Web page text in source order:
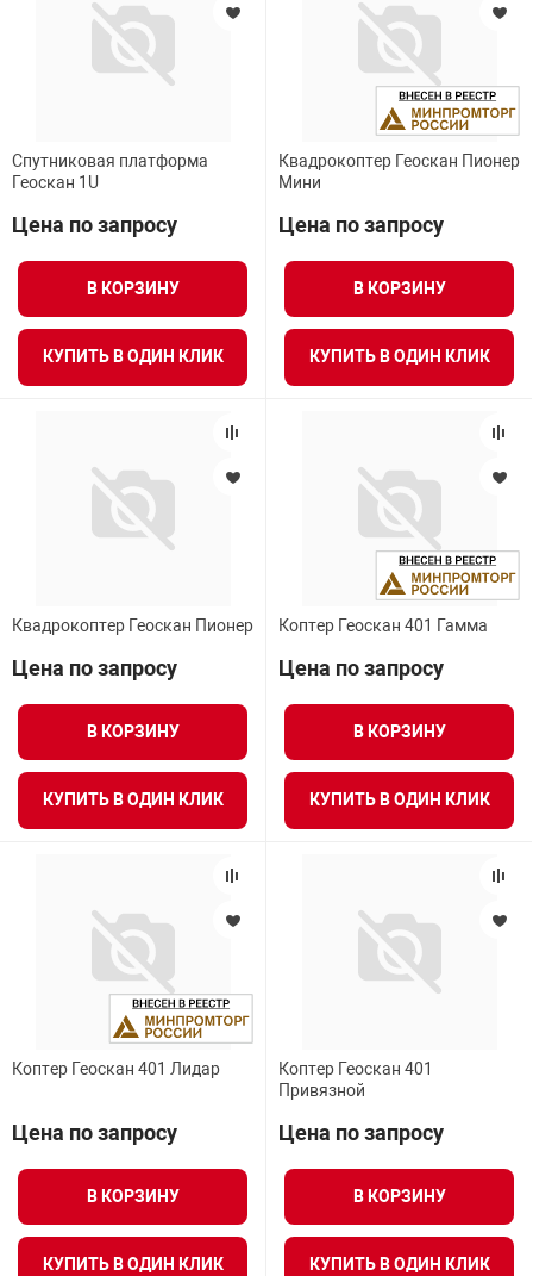
Спутниковая платформа
Геоскан 1U
Цена по запросу
В КОРЗИНУ
КУПИТЬ В ОДИН КЛИК
Квадрокоптер Геоскан Пионер
Мини
Цена по запросу
В КОРЗИНУ
КУПИТЬ В ОДИН КЛИК
Квадрокоптер Геоскан Пионер
Цена по запросу
В КОРЗИНУ
КУПИТЬ В ОДИН КЛИК
Коптер Геоскан 401 Гамма
Цена по запросу
В КОРЗИНУ
КУПИТЬ В ОДИН КЛИК
Коптер Геоскан 401 Лидар
Цена по запросу
В КОРЗИНУ
КУПИТЬ В ОДИН КЛИК
Коптер Геоскан 401
Привязной
Цена по запросу
В КОРЗИНУ
КУПИТЬ В ОДИН КЛИК